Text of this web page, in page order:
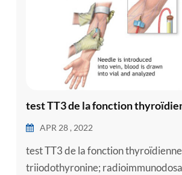
test TT3 de la fonction
APR 28 , 2022
test TT3 de la fonction thyroïdienne
triiodothyronine;